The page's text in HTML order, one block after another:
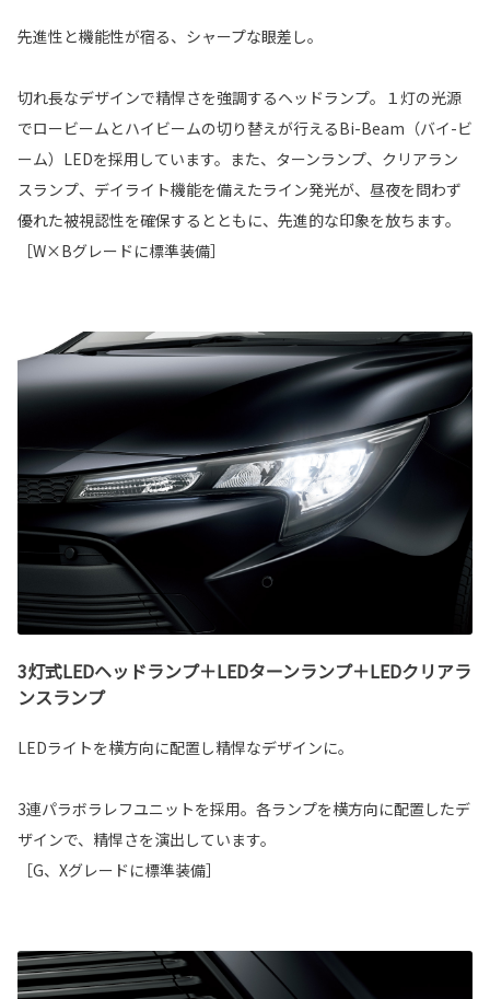
先進性と機能性が宿る、シャープな眼差し。
切れ長なデザインで精悍さを強調するヘッドランプ。１灯の光源
でロービームとハイビームの切り替えが行えるBi-Beam（バイ-ビ
ーム）LEDを採用しています。また、ターンランプ、クリアラン
スランプ、デイライト機能を備えたライン発光が、昼夜を問わず
優れた被視認性を確保するとともに、先進的な印象を放ちます。
［W×Bグレードに標準装備］
3灯式LEDヘッドランプ＋LEDターンランプ＋LEDクリアラ
ンスランプ
LEDライトを横方向に配置し精悍なデザインに。
3連パラボラレフユニットを採用。各ランプを横方向に配置したデ
ザインで、精悍さを演出しています。
［G、Xグレードに標準装備］